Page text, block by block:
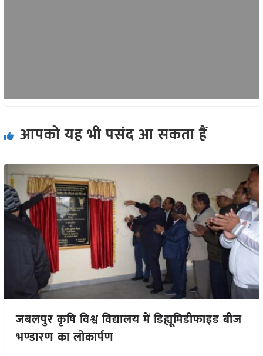
आपको यह भी पसंद आ सकता हैं
जबलपुर कृषि विश्व विद्यालय में डिह्यूमिडीफाइड बीज
भण्डारण का लोकार्पण